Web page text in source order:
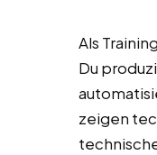
Als
Du
zeigen